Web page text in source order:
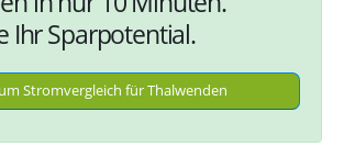
Ihr Sparpotential.
Stromvergleich für Thalwenden